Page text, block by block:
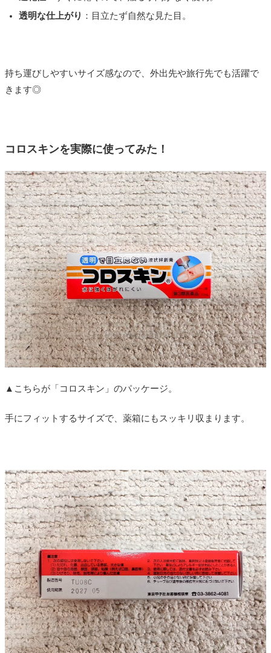
透明な仕上がり ：目立たず自然な見た目。
持ち運びしやすいサイズ感なので、外出先や旅行先でも活躍で
きます◎
コロスキンを実際に使ってみた！
▲こちらが「コロスキン」のパッケージ。
手にフィットするサイズで、薬箱にもスッキリ収まります。